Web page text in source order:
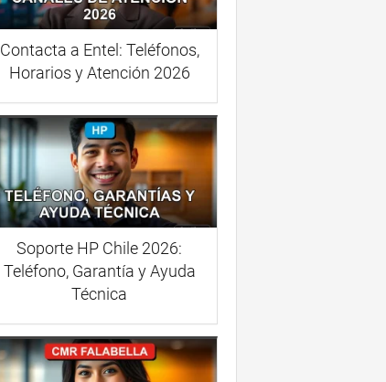
Contacta a Entel: Teléfonos,
Horarios y Atención 2026
Soporte HP Chile 2026:
Teléfono, Garantía y Ayuda
Técnica